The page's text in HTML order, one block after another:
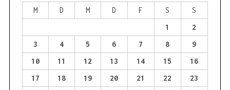
r
M D M D F S
S
1
2
3
4 5 6 7 8
9
10
11 12 13 14 15
16
17
18 19 20 21 22
23